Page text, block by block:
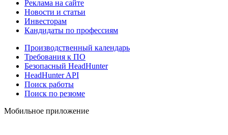
Реклама на сайте
Новости и статьи
Инвесторам
Кандидаты по профессиям
Производственный календарь
Требования к ПО
Безопасный HeadHunter
HeadHunter API
Поиск работы
Поиск по резюме
Мобильное приложение